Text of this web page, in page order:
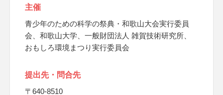
主催
青少年のための科学の祭典・和歌山大会実行委員
会、和歌山大学、一般財団法人 雑賀技術研究所、
おもしろ環境まつり実行委員会
提出先・問合先
〒640-8510